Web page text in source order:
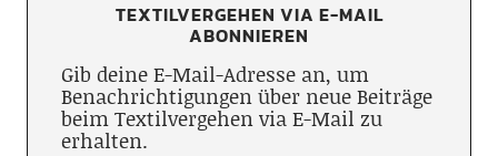
TEXTILVERGEHEN VIA E-MAIL
ABONNIEREN
Gib deine E-Mail-Adresse an, um
Benachrichtigungen über neue Beiträge
beim Textilvergehen via E-Mail zu
erhalten.